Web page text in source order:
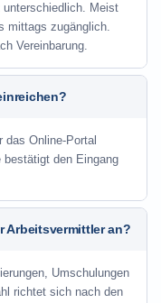
unterschiedlich. Meist
mittags zugänglich.
Vereinbarung.
das Online-Portal
den Eingang
Arbeitsvermittler an?
Umschulungen
richtet sich nach den